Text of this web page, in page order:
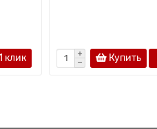
клик Купить